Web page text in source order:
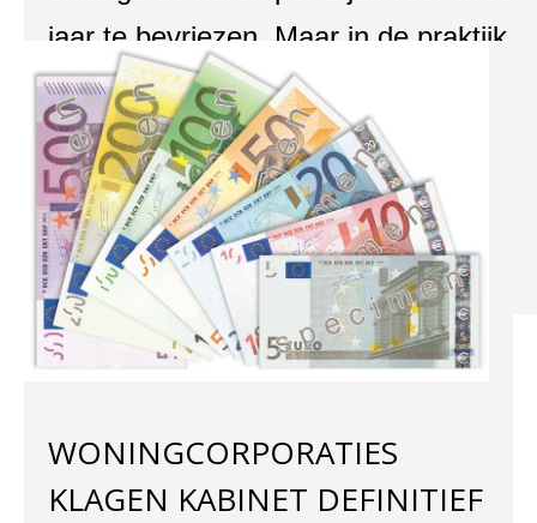
jaar te bevriezen. Maar in de praktijk
blijkt het plan zoveel nadelige
bijeffecten te hebben dat de steun
ervoor […]
LEES MEER
WONINGCORPORATIES
KLAGEN KABINET DEFINITIEF